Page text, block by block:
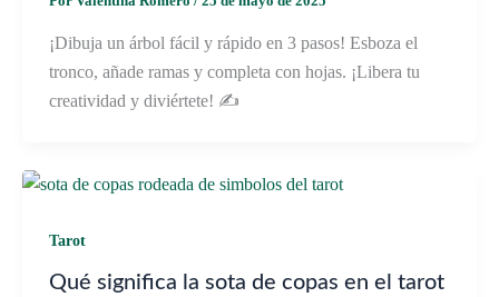
¡Dibuja un árbol fácil y rápido en 3 pasos! Esboza el
tronco, añade ramas y completa con hojas. ¡Libera tu
creatividad y diviértete! ✍️
Tarot
Qué significa la sota de copas en el tarot